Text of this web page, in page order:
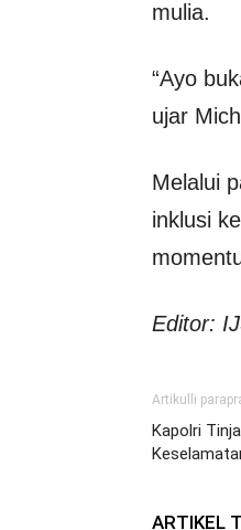
mulia.
“Ayo
ujar
Melalui
inklusi
Editor:
Artikulli
Kapolri
ARTIKEL